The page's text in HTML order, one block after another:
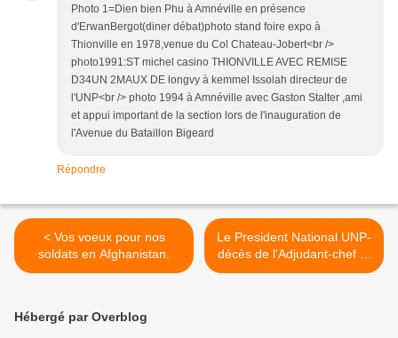
Photo 1=Dien bien Phu à Amnéville en présence
d'ErwanBergot(diner débat)photo stand foire expo à
Thionville en 1978,venue du Col Chateau-Jobert<br />
photo1991:ST michel casino THIONVILLE AVEC REMISE
D34UN 2MAUX DE longvy à kemmel Issolah directeur de
l'UNP<br /> photo 1994 à Amnéville avec Gaston Stalter ,ami
et appui important de la section lors de l'inauguration de
l'Avenue du Bataillon Bigeard
Répondre
< Vos voeux pour nos
soldats en Afghanistan.
Le President National UNP-
décès de l'Adjudant-chef El
Gharrafi et du Sergent
Hébergé par Overblog